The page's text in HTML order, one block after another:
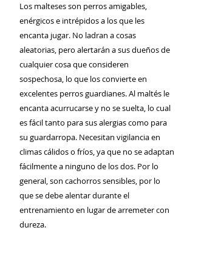
Los malteses son perros amigables,
enérgicos e intrépidos a los que les
encanta jugar. No ladran a cosas
aleatorias, pero alertarán a sus dueños de
cualquier cosa que consideren
sospechosa, lo que los convierte en
excelentes perros guardianes. Al maltés le
encanta acurrucarse y no se suelta, lo cual
es fácil tanto para sus alergias como para
su guardarropa. Necesitan vigilancia en
climas cálidos o fríos, ya que no se adaptan
fácilmente a ninguno de los dos. Por lo
general, son cachorros sensibles, por lo
que se debe alentar durante el
entrenamiento en lugar de arremeter con
dureza.